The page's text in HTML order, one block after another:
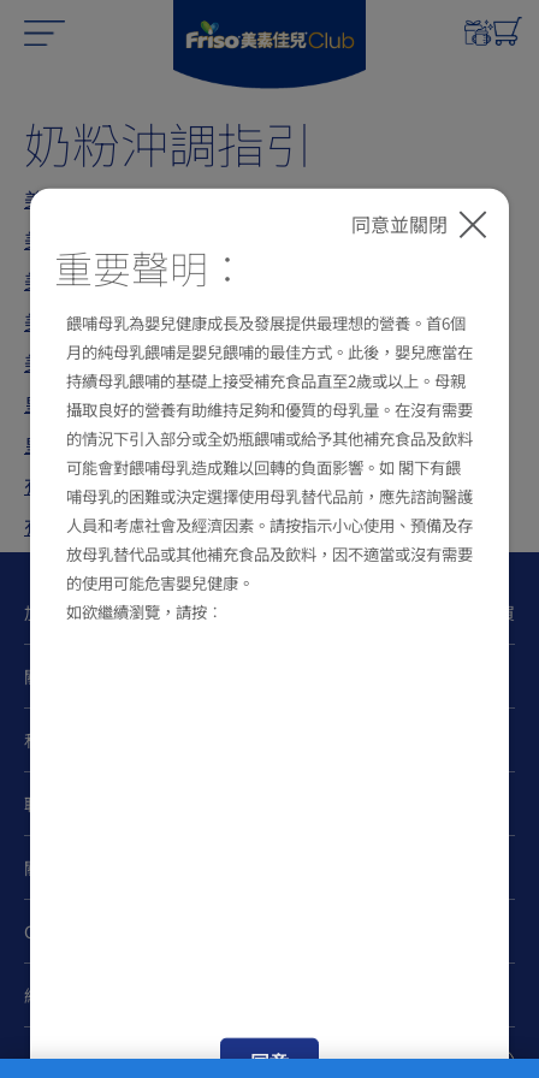
奶粉沖調指引
美素佳兒配方即餵奶
美素力
美素力®金裝無乳糖配方
美素力®金裝1號
美素佳兒®金裝2號
皇家美素力1號
皇家美素佳兒 2號
有機皇家美素力 1號
有機皇家美素佳兒®2號
加入FRISO®Club 立即購買
關注我們
私隱政策
聯絡我們
關於我們
Cookies設置
網站地圖
同意並關閉
重要聲明：
餵哺母乳為嬰兒健康成長及發展提供最理想的營養。首6個
月的純母乳餵哺是嬰兒餵哺的最佳方式。此後，嬰兒應當在
持續母乳餵哺的基礎上接受補充食品直至2歲或以上。母親
攝取良好的營養有助維持足夠和優質的母乳量。在沒有需要
的情況下引入部分或全奶瓶餵哺或給予其他補充食品及飲料
可能會對餵哺母乳造成難以回轉的負面影響。如 閣下有餵
哺母乳的困難或決定選擇使用母乳替代品前，應先諮詢醫護
人員和考慮社會及經濟因素。請按指示小心使用、預備及存
放母乳替代品或其他補充食品及飲料，因不適當或沒有需要
的使用可能危害嬰兒健康。
如欲繼續瀏覽，請按︰
同意